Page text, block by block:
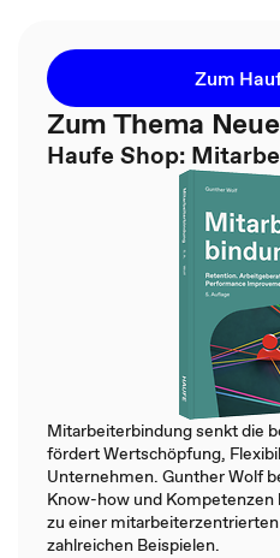
Zum
Zum Thema
Haufe Shop:
Mitarbeiterbindung senkt die
fördert Wertschöpfung,
Unternehmen. Gunther Wolf
Know-how und Kompetenzen
zu einer
zahlreichen Beispielen.